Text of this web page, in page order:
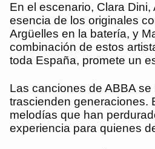
En el escenario, Clara
esencia de los originales
Argüelles en la batería, y
combinación de estos
toda España, promete un
Las canciones de ABBA
trascienden generaciones.
melodías que han
experiencia para quienes